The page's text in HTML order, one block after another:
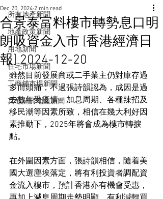
所有地產新聞
地產政策新聞
用地新聞
住宅市場新聞
工商舖市場新聞
其他關於地產新聞
合景泰富料樓市轉勢息口明
朗吸資金入市 [香港經濟日
報] 2024-12-20
Dec 20, 2024 2 min read
雖然目前發展商或二手業主仍對庫存過
多而頭痛，不過張詩韻認為，成因是過
去數年受疫情、加息周期、各種辣招及
移民潮等因素所致，相信在幾大利好因
素推動下，2025年將會成為樓市轉捩
點。
在外圍因素方面，張詩韻相信，隨着美
國大選塵埃落定，將有利投資者調配資
金流入樓市，預計香港亦有機會受惠，